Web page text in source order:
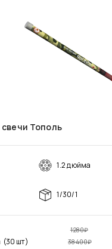
Тополь
1.2 дюйма
1/30/1
1 280₽
(30 шт) 38 400₽